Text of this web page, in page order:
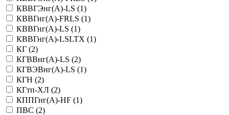
КВВГЭнг(А)-LS (1)
КВВГнг(А)-FRLS (1)
КВВГнг(А)-LS (1)
КВВГнг(А)-LSLTX (1)
КГ (2)
КГВВнг(А)-LS (2)
КГВЭВнг(А)-LS (1)
КГН (2)
КГтп-ХЛ (2)
КППГнг(А)-HF (1)
ПВС (2)